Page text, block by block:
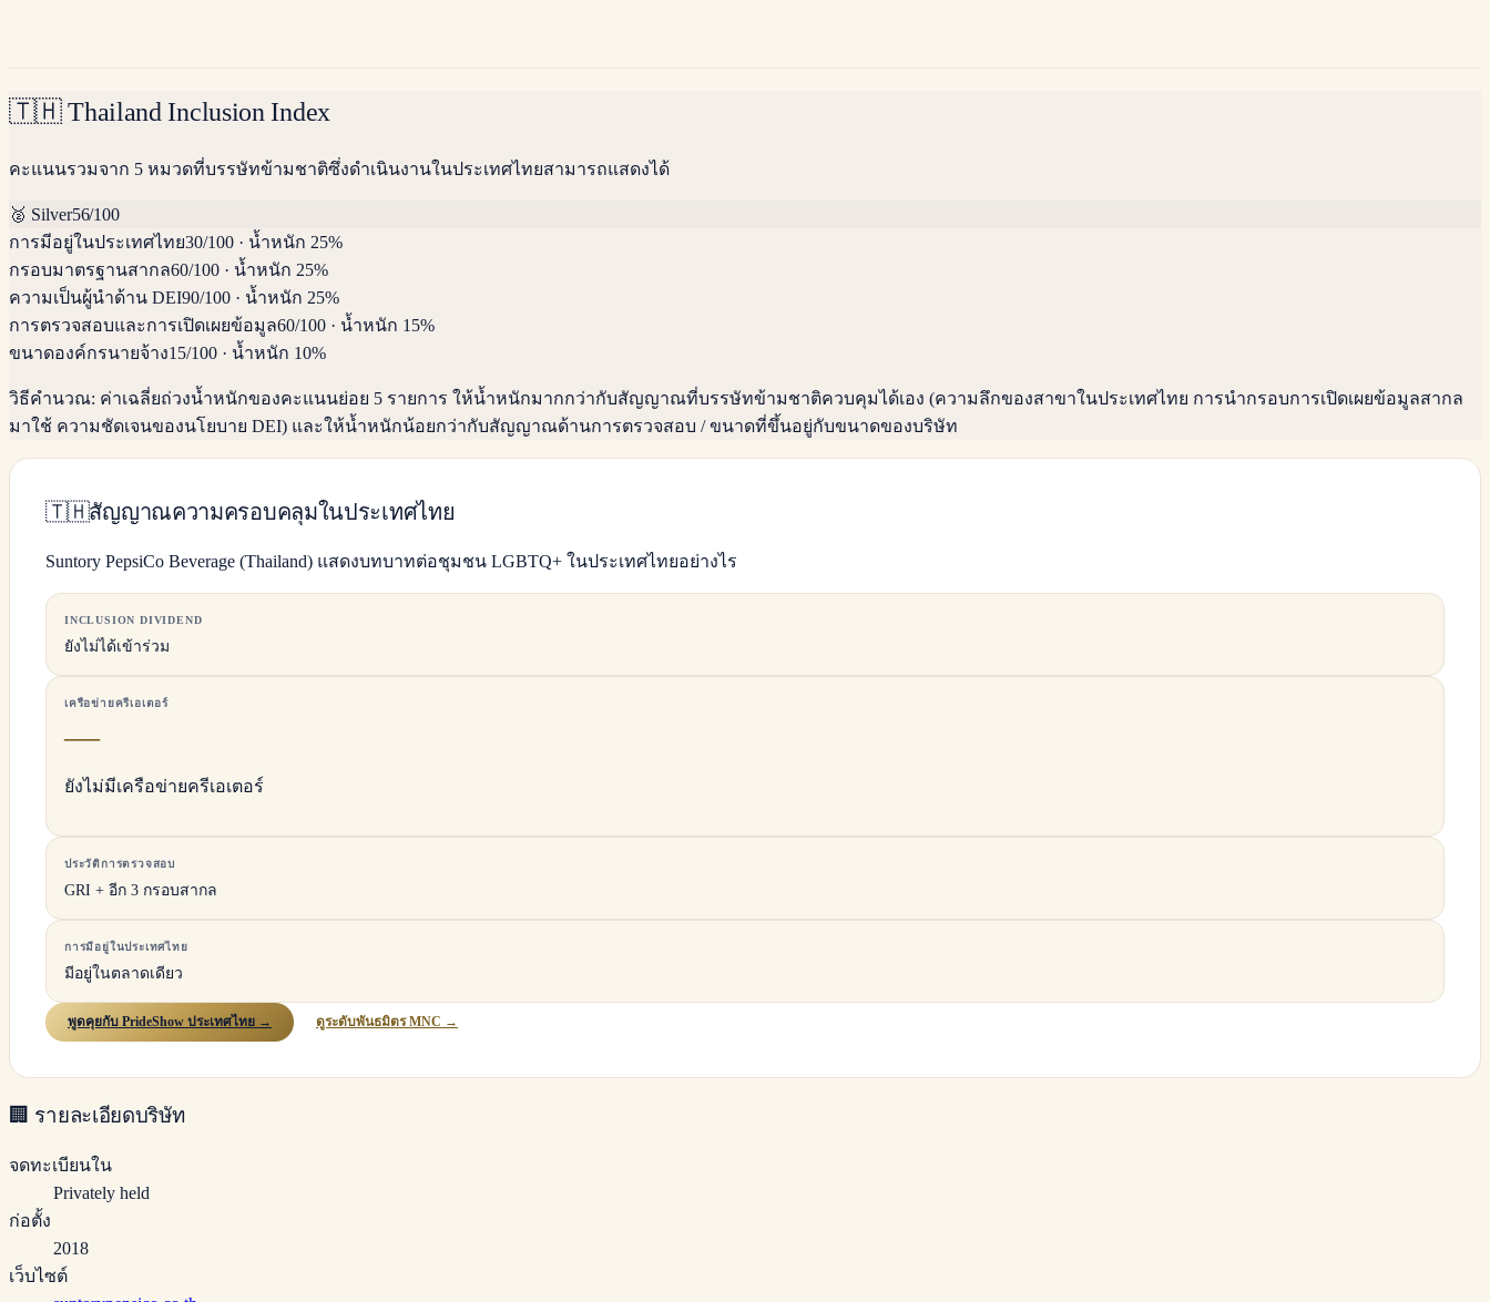
🇹🇭 Thailand Inclusion Index
คะแนนรวมจาก 5 หมวดที่บรรษัทข้ามชาติซึ่งดำเนินงานในประเทศไทยสามารถแสดงได้
🥈 Silver56/100
การมีอยู่ในประเทศไทย30/100 · น้ำหนัก 25%
กรอบมาตรฐานสากล60/100 · น้ำหนัก 25%
ความเป็นผู้นำด้าน DEI90/100 · น้ำหนัก 25%
การตรวจสอบและการเปิดเผยข้อมูล60/100 · น้ำหนัก 15%
ขนาดองค์กรนายจ้าง15/100 · น้ำหนัก 10%
วิธีคำนวณ: ค่าเฉลี่ยถ่วงน้ำหนักของคะแนนย่อย 5 รายการ ให้น้ำหนักมากกว่ากับสัญญาณที่บรรษัทข้ามชาติควบคุมได้เอง (ความลึกของสาขาในประเทศไทย การนำกรอบการเปิดเผยข้อมูลสากล
มาใช้ ความชัดเจนของนโยบาย DEI) และให้น้ำหนักน้อยกว่ากับสัญญาณด้านการตรวจสอบ / ขนาดที่ขึ้นอยู่กับขนาดของบริษัท
🇹🇭สัญญาณความครอบคลุมในประเทศไทย
Suntory PepsiCo Beverage (Thailand) แสดงบทบาทต่อชุมชน LGBTQ+ ในประเทศไทยอย่างไร
INCLUSION DIVIDEND
ยังไม่ได้เข้าร่วม
เครือข่ายครีเอเตอร์
—
ยังไม่มีเครือข่ายครีเอเตอร์
ประวัติการตรวจสอบ
GRI + อีก 3 กรอบสากล
การมีอยู่ในประเทศไทย
มีอยู่ในตลาดเดียว
พูดคุยกับ PrideShow ประเทศไทย → ดูระดับพันธมิตร MNC →
🏢 รายละเอียดบริษัท
จดทะเบียนใน
Privately held
ก่อตั้ง
2018
เว็บไซต์